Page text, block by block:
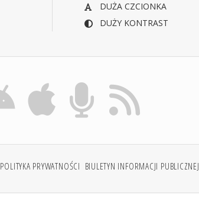
DUŻA CZCIONKA
DUŻY KONTRAST
POLITYKA PRYWATNOŚCI BIULETYN INFORMACJI PUBLICZNEJ